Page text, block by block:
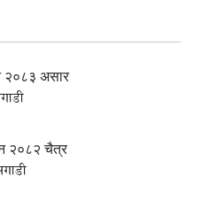
२०८३ असार
२०८२ चैत्र